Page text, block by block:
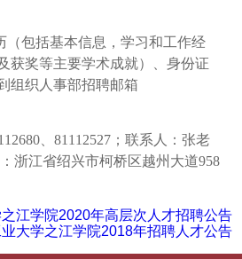
（包括基本信息，学习和工作经
获奖等主要学术成就）、身份证
组织人事部招聘邮箱
、81112527 ；联系人：张老
浙江省绍兴市柯桥区越州大道958
江学院2020年高层次人才招聘公告
大学之江学院2018年招聘人才公告